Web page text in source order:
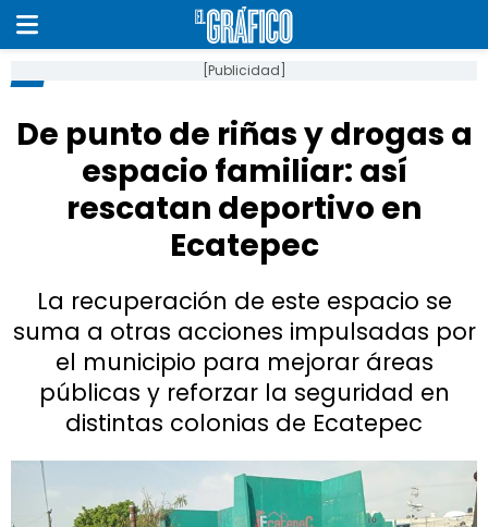
[Publicidad]
De punto de riñas y drogas a
espacio familiar: así
rescatan deportivo en
Ecatepec
La recuperación de este espacio se
suma a otras acciones impulsadas por
el municipio para mejorar áreas
públicas y reforzar la seguridad en
distintas colonias de Ecatepec